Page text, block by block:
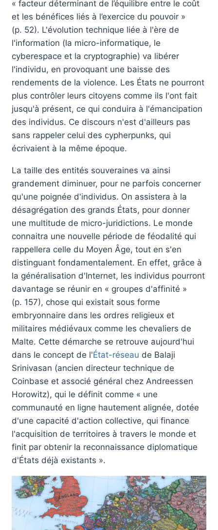
« facteur déterminant de l’équilibre entre le coût
et les bénéfices liés à l’exercice du pouvoir »
(p. 52). L'évolution technique liée à l'ère de
l'information (la micro-informatique, le
cyberespace et la cryptographie) va libérer
l'individu, en provoquant une baisse des
rendements de la violence. Les États ne pourront
plus contrôler leurs citoyens comme ils l'ont fait
jusqu'à présent, ce qui conduira à l'émancipation
des individus. Ce discours n'est d'ailleurs pas
sans rappeler celui des cypherpunks, qui
écrivaient à la même époque.
La taille des entités souveraines va ainsi
grandement diminuer, pour ne parfois concerner
qu'une poignée d'individus. On assistera à la
désagrégation des grands États, pour donner
une multitude de micro-juridictions. Le monde
connaitra une nouvelle période de féodalité qui
rappellera celle du Moyen Âge, tout en s'en
distinguant fondamentalement. En effet, grâce à
la généralisation d'Internet, les individus pourront
davantage se réunir en « groupes d'affinité »
(p. 157), chose qui existait sous forme
embryonnaire dans les ordres religieux et
militaires médiévaux comme les chevaliers de
Malte. Cette démarche se retrouve aujourd'hui
dans le concept de l'État-réseau de Balaji
Srinivasan (ancien directeur technique de
Coinbase et associé général chez Andreessen
Horowitz), qui le définit comme « une
communauté en ligne hautement alignée, dotée
d'une capacité d'action collective, qui finance
l'acquisition de territoires à travers le monde et
finit par obtenir la reconnaissance diplomatique
d'États déjà existants ».